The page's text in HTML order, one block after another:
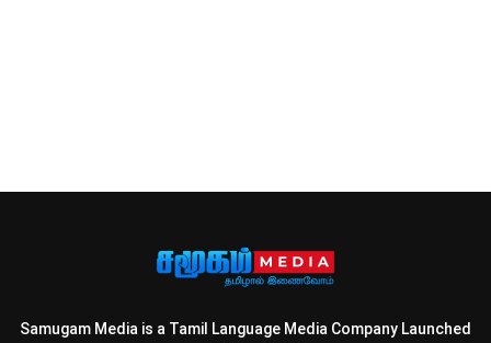
Samugam Media is a Tamil Language Media Company Launched